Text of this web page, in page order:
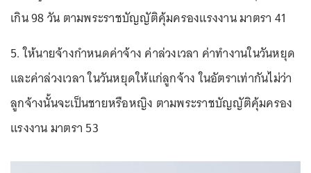
เกิน 98 วัน ตามพระราชบัญญัติคุ้มครองแรงงาน มาตรา 41
5. ให้นายจ้างกำหนดค่าจ้าง ค่าล่วงเวลา ค่าทำงานในวันหยุด
และค่าล่วงเวลา ในวันหยุดให้แก่ลูกจ้าง ในอัตราเท่ากันไม่ว่า
ลูกจ้างนั้นจะเป็นชายหรือหญิง ตามพระราชบัญญัติคุ้มครอง
แรงงาน มาตรา 53